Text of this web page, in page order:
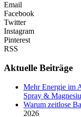
Email
Facebook
Twitter
Instagram
Pinterest
RSS
Aktuelle Beiträge
Mehr Energie im
Spray &
Warum zeitlose
2026